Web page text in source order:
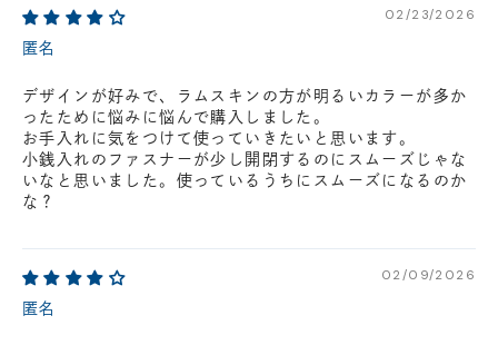
円(税込)以下の場合、代引きでのご配送も可能です。
新製品については販売開始日より取扱いとなります。
※在庫ありの表示の際にも売り切れや他のお客様の取り置きの場合がご
ざいます。
※在庫状況は随時変動しているため、ご来店時に売り切れの場合がござ
います。
※新製品については、在庫表示が発売開始日までに変動する場合がござ
います。
合わせください。店舗一覧はこちら
02/23/2026
匿名
デザインが好みで、ラムスキンの方が明るいカラーが多か
ったために悩みに悩んで購入しました。
お手入れに気をつけて使っていきたいと思います。
小銭入れのファスナーが少し開閉するのにスムーズじゃな
いなと思いました。使っているうちにスムーズになるのか
な？
02/09/2026
匿名